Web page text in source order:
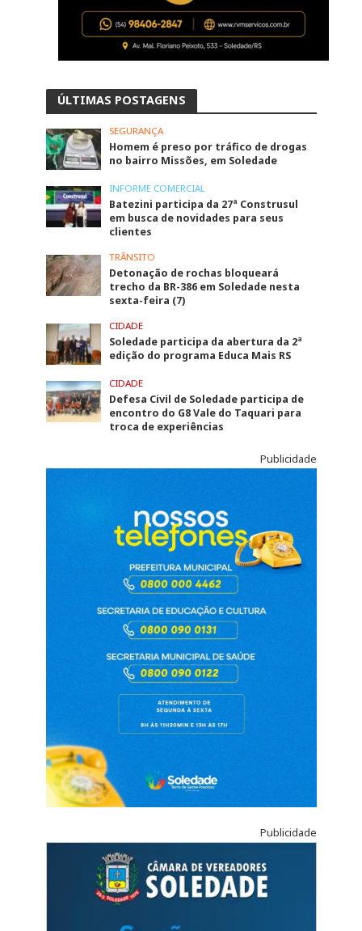
ÚLTIMAS POSTAGENS
SEGURANÇA
Homem é preso por tráfico de drogas
no bairro Missões, em Soledade
INFORME COMERCIAL
Batezini participa da 27ª Construsul
em busca de novidades para seus
clientes
TRÂNSITO
Detonação de rochas bloqueará
trecho da BR-386 em Soledade nesta
sexta-feira (7)
CIDADE
Soledade participa da abertura da 2ª
edição do programa Educa Mais RS
CIDADE
Defesa Civil de Soledade participa de
encontro do G8 Vale do Taquari para
troca de experiências
Publicidade
Publicidade